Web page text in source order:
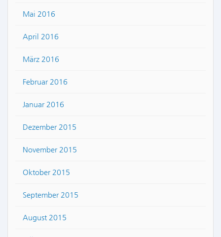
Mai 2016
April 2016
März 2016
Februar 2016
Januar 2016
Dezember 2015
November 2015
Oktober 2015
September 2015
August 2015